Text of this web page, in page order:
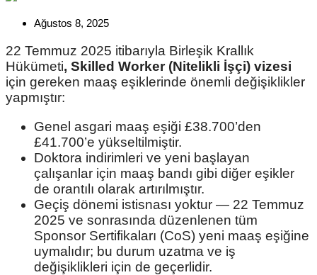
Ağustos 8, 2025
22 Temmuz 2025 itibarıyla Birleşik Krallık
Hükümeti, Skilled Worker (Nitelikli İşçi) vizesi
için gereken maaş eşiklerinde önemli değişiklikler
yapmıştır:
Genel asgari maaş eşiği £38.700’den
£41.700’e yükseltilmiştir.
Doktora indirimleri ve yeni başlayan
çalışanlar için maaş bandı gibi diğer eşikler
de orantılı olarak artırılmıştır.
Geçiş dönemi istisnası yoktur — 22 Temmuz
2025 ve sonrasında düzenlenen tüm
Sponsor Sertifikaları (CoS) yeni maaş eşiğine
uymalıdır; bu durum uzatma ve iş
değişiklikleri için de geçerlidir.